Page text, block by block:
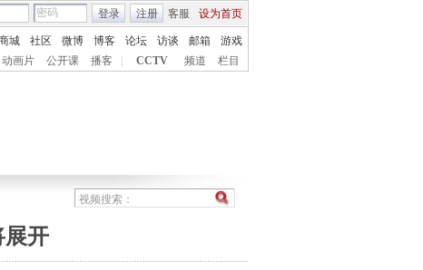
客服 设为首页
登录 注册
城 社区 微博 博客 论坛 访谈 邮箱
游戏
动画片 公开课 播客 CCTV 频道 栏目
展开